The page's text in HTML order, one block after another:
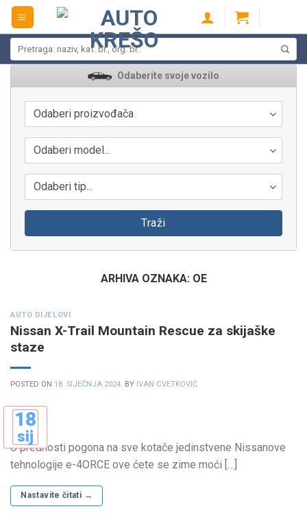
Skip
content
Odaberite svoje vozilo
Odaberi proizvođača
Odaberi model...
Odaberi tip...
Traži
ARHIVA OZNAKA: OE
AUTO DIJELOVI
Nissan X-Trail Mountain Rescue za skijaške
staze
POSTED ON 18. SIJEČNJA 2024. BY IVAN CVETKOVIĆ
18
sij
U prednosti pogona na sve kotače jedinstvene Nissanove
tehnologije e-4ORCE ove ćete se zime moći […]
Nastavite čitati →